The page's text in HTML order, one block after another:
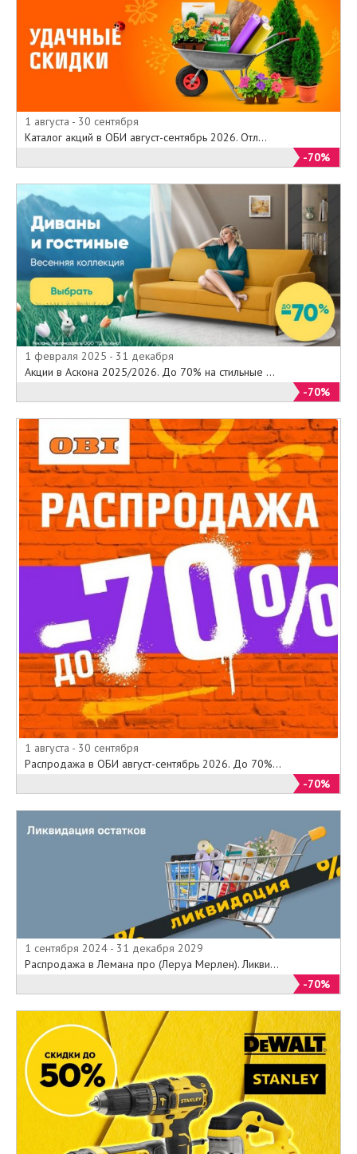
1 августа - 30 сентября
Каталог акций в ОБИ август-сентябрь 2026. Отл...
-70%
1 февраля 2025 - 31 декабря
Акции в Аскона 2025/2026. До 70% на стильные ...
-70%
1 августа - 30 сентября
Распродажа в ОБИ август-сентябрь 2026. До 70%...
-70%
1 сентября 2024 - 31 декабря 2029
Распродажа в Лемана про (Леруа Мерлен). Ликви...
-70%